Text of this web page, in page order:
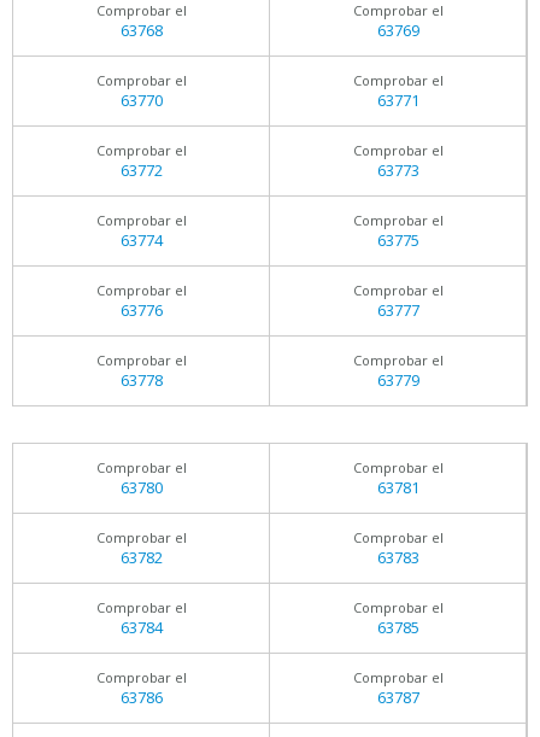
Comprobar el
63768
Comprobar el
63769
Comprobar el
63770
Comprobar el
63771
Comprobar el
63772
Comprobar el
63773
Comprobar el
63774
Comprobar el
63775
Comprobar el
63776
Comprobar el
63777
Comprobar el
63778
Comprobar el
63779
Comprobar el
63780
Comprobar el
63781
Comprobar el
63782
Comprobar el
63783
Comprobar el
63784
Comprobar el
63785
Comprobar el
63786
Comprobar el
63787